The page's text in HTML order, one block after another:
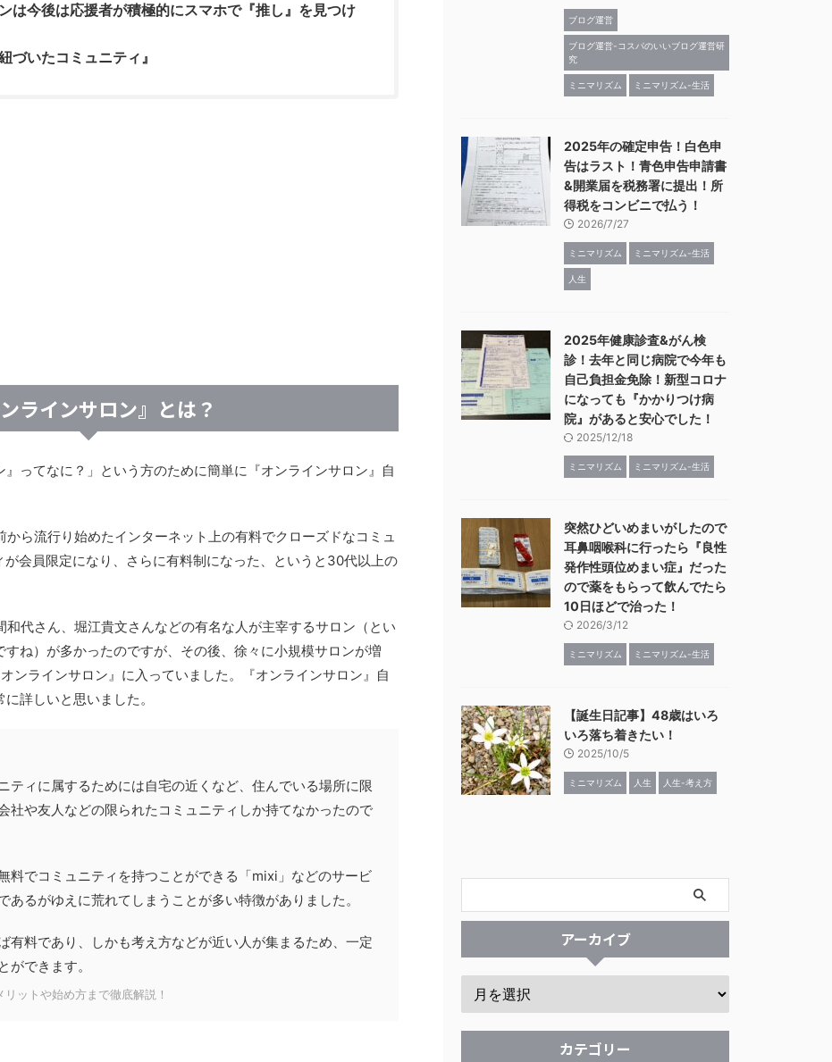
今後は応援者が積極的にスマホで『推し』を見つけ
いたコミュニティ』
ンラインサロン』とは？
ってなに？」という方のために簡単に『オンラインサロン』自
から流行り始めたインターネット上の有料でクローズドなコミュ
会員限定になり、さらに有料制になった、というと30代以上の
代さん、堀江貴文さんなどの有名な人が主宰するサロン（とい
ね）が多かったのですが、その後、徐々に小規模サロンが増
ンラインサロン』に入っていました。『オンラインサロン』自
詳しいと思いました。
ティに属するためには自宅の近くなど、住んでいる場所に限
社や友人などの限られたコミュニティしか持てなかったので
料でコミュニティを持つことができる「mixi」などのサービ
あるがゆえに荒れてしまうことが多い特徴がありました。
有料であり、しかも考え方などが近い人が集まるため、一定
ができます。
ットや始め方まで徹底解説！
ブログ運営
ブログ運営-コスパのいいブログ運営研
究
ミニマリズム ミニマリズム-生活
2025年の確定申告！白色申
告はラスト！青色申告申請書
&開業届を税務署に提出！所
得税をコンビニで払う！
2026/7/27
ミニマリズム ミニマリズム-生活
人生
2025年健康診査&がん検
診！去年と同じ病院で今年も
自己負担金免除！新型コロナ
になっても『かかりつけ病
院』があると安心でした！
2025/12/18
ミニマリズム ミニマリズム-生活
突然ひどいめまいがしたので
耳鼻咽喉科に行ったら『良性
発作性頭位めまい症』だった
ので薬をもらって飲んでたら
10日ほどで治った！
2026/3/12
ミニマリズム ミニマリズム-生活
【誕生日記事】48歳はいろ
いろ落ち着きたい！
2025/10/5
ミニマリズム 人生 人生-考え方
アーカイブ
カテゴリー